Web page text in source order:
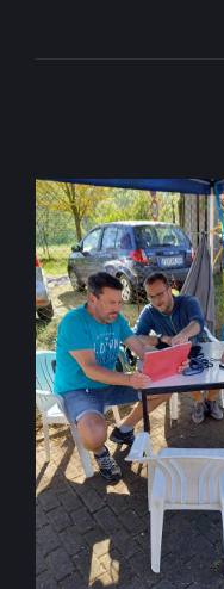
C
H
T
A
T
H
L